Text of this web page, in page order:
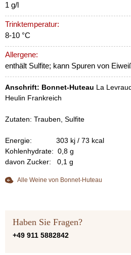
1 g/l
Trinktemperatur:
8-10 °C
Allergene:
enthält Sulfite; kann Spuren von
Anschrift: Bonnet-Huteau La
Heulin Frankreich
Zutaten: Trauben, Sulfite
Energie: 303 kj / 73 kcal
Kohlenhydrate: 0,8 g
davon Zucker: 0,1 g
Alle Weine von Bonnet-Huteau
Haben Sie Fragen?
+49 911 5882842